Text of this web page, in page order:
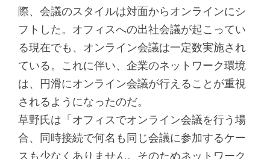
際、会議のスタイルは対面からオンラインにシ
フトした。オフィスへの出社会議が起こってい
る現在でも、オンライン会議は一定数実施され
ている。これに伴い、企業のネットワーク環境
は、円滑にオンライン会議が行えることが重視
されるようになったのだ。
草野氏は「オフィスでオンライン会議を行う場
合、同時接続で何名も同じ会議に参加するケー
スも少なくありません。そのためネットワーク